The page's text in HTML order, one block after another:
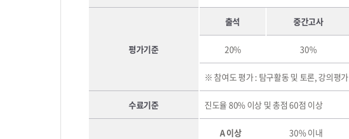
평가기준
출석 중간고사
20% 30%
※ 참여도 평가 : 탐구활동 및 토론, 강의평가
수료기준 진도율 80% 이상 및 총점 60점 이상
A 이상 30% 이내